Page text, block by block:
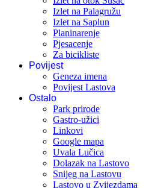
Izlet na Palagružu
Izlet na Saplun
Planinarenje
Pjesacenje
Za bicikliste
Povijest
Geneza imena
Povijest Lastova
Ostalo
Park prirode
Gastro-užici
Linkovi
Google mapa
Uvala Lučica
Dolazak na Lastovo
Snijeg na Lastovu
Lastovo u Zvijezdama